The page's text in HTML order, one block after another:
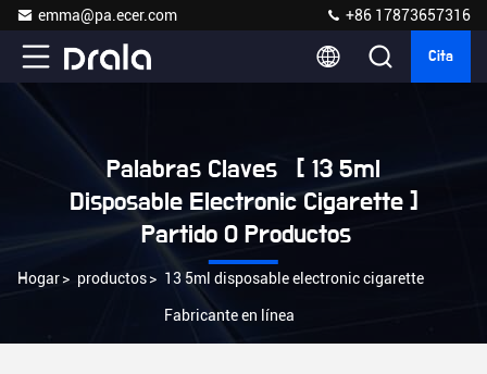
emma@pa.ecer.com +86 17873657316
Cita
Palabras Claves [ 13 5ml
Disposable Electronic Cigarette ]
Partido 0 Productos
Hogar> productos> 13 5ml disposable electronic cigarette
Fabricante en línea